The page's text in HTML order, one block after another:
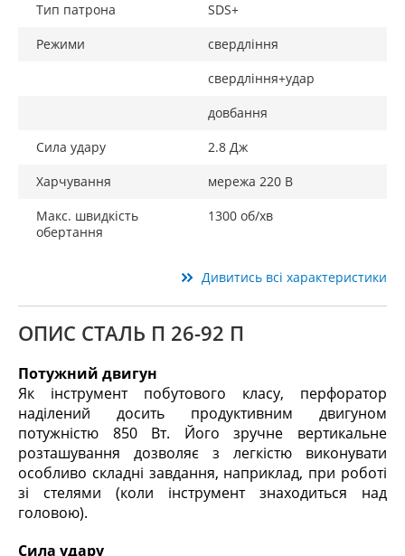
Тип патрона
SDS+
Режими
свердління
свердління+удар
довбання
Сила удару
2.8 Дж
Харчування
мережа 220 В
Макс. швидкість
обертання
1300 об/хв
Дивитись всі характеристики
ОПИС СТАЛЬ П 26-92 П
Потужний двигун
Як інструмент побутового класу, перфоратор
наділений досить продуктивним двигуном
потужністю 850 Вт. Його зручне вертикальне
розташування дозволяє з легкістю виконувати
особливо складні завдання, наприклад, при роботі
зі стелями (коли інструмент знаходиться над
головою).
Сила удару